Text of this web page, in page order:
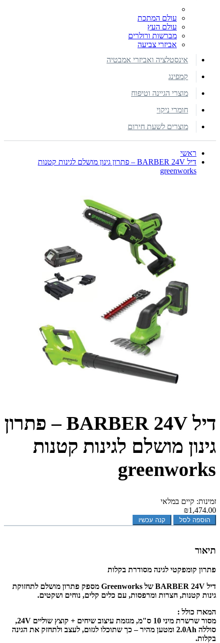
עולם המתכת
עולם העץ
מברשות ורולרים
אביזרי צביעה
אינסטלציה ואביזרי אמבטיה
קמפינג
מוצרי הגיינה וטיפוח
חומרי ניקוי
מוצרים לשעת חירום
ראשי
דיל BARBER 24V – פתרון גינון מושלם לגינות קטנות
greenworks
דיל BARBER 24V – פתרון
גינון מושלם לגינות קטנות
greenworks
זמינות: קיים במלאי
₪1,474.00
הוספה לסל קנה עכשיו
תיאור
פתרון קומפקטי לגינה מסודרת בקלות
דיל
BARBER
24V של Greenworks מספק פתרון מושלם לתחזוקת
גינות קטנות, חצרות ומרפסות, עם כלים קלים, נוחים ושקטים.
המארז כולל :
מסור שרשרת מיני 10 ס"מ, מגזמת עיצוב שיחים + קוצץ שוליים 24V,
סוללה 2.0Ah ומטען מהיר – כך שתוכלו לגזום, לעצב ולתחזק את הגינה
בקלות.